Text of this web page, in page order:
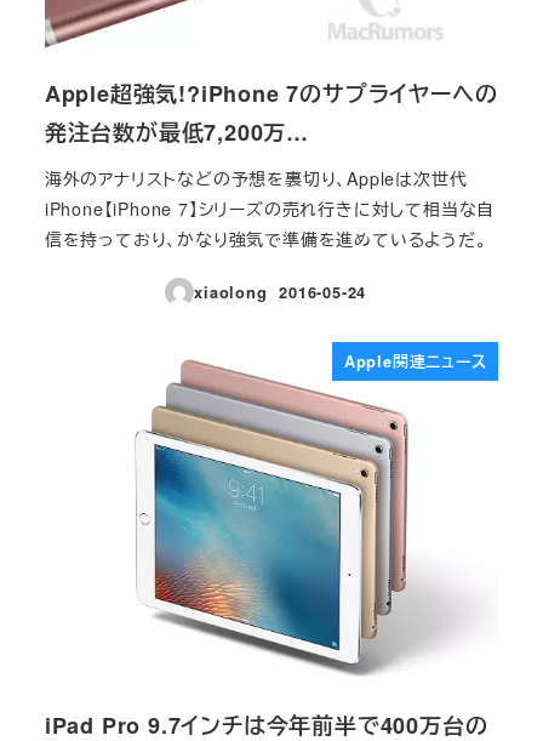
Apple超強気!?iPhone 7のサプライヤーへの
発注台数が最低7,200万…
海外のアナリストなどの予想を裏切り、Appleは次世代
iPhone【iPhone 7】シリーズの売れ行きに対して相当な自
信を持っており、かなり強気で準備を進めているようだ。
xiaolong
投稿日
2016-05-24
Apple関連ニュース
iPad Pro 9.7インチは今年前半で400万台の